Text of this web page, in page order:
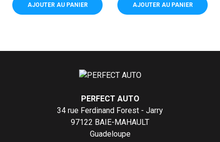
base
AJOUTER AU PANIER AJOUTER AU PANIER
PERFECT AUTO
34 rue Ferdinand Forest - Jarry
97122 BAIE-MAHAULT
Guadeloupe